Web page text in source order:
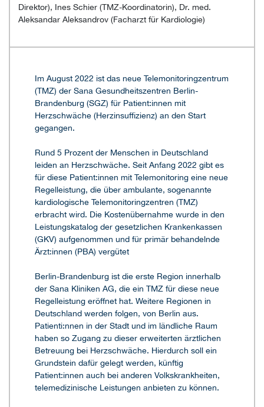
Direktor), Ines Schier (TMZ-Koordinatorin), Dr. med.
Aleksandar Aleksandrov (Facharzt für Kardiologie)
Im August 2022 ist das neue Telemonitoringzentrum
(TMZ) der Sana Gesundheitszentren Berlin-
Brandenburg (SGZ) für Patient:innen mit
Herzschwäche (Herzinsuffizienz) an den Start
gegangen.
Rund 5 Prozent der Menschen in Deutschland
leiden an Herzschwäche. Seit Anfang 2022 gibt es
für diese Patient:innen mit Telemonitoring eine neue
Regelleistung, die über ambulante, sogenannte
kardiologische Telemonitoringzentren (TMZ)
erbracht wird. Die Kostenübernahme wurde in den
Leistungskatalog der gesetzlichen Krankenkassen
(GKV) aufgenommen und für primär behandelnde
Ärzt:innen (PBA) vergütet
Berlin-Brandenburg ist die erste Region innerhalb
der Sana Kliniken AG, die ein TMZ für diese neue
Regelleistung eröffnet hat. Weitere Regionen in
Deutschland werden folgen, von Berlin aus.
Patienti:nnen in der Stadt und im ländliche Raum
haben so Zugang zu dieser erweiterten ärztlichen
Betreuung bei Herzschwäche. Hierdurch soll ein
Grundstein dafür gelegt werden, künftig
Patient:innen auch bei anderen Volkskrankheiten,
telemedizinische Leistungen anbieten zu können.